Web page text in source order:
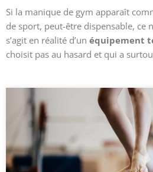
Si la manique de gym apparaît
de sport, peut-être dispensable, ce
s’agit en réalité d’un équipement
choisit pas au hasard et qui a